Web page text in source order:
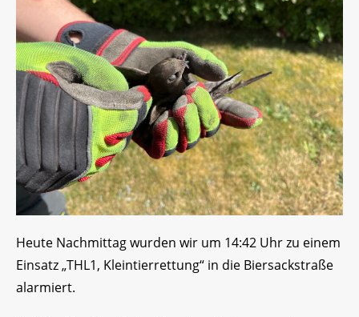
Heute Nachmittag wurden wir um 14:42 Uhr zu einem
Einsatz „THL1, Kleintierrettung“ in die Biersackstraße
alarmiert.